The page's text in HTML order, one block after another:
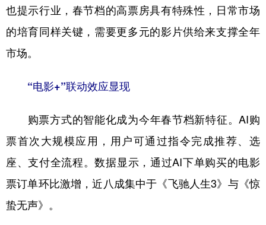
也提示行业，春节档的高票房具有特殊性，日常市场
的培育同样关键，需要更多元的影片供给来支撑全年
市场。
“电影+”联动效应显现
购票方式的智能化成为今年春节档新特征。AI购
票首次大规模应用，用户可通过指令完成推荐、选
座、支付全流程。数据显示，通过AI下单购买的电影
票订单环比激增，近八成集中于《飞驰人生3》与《惊
蛰无声》。